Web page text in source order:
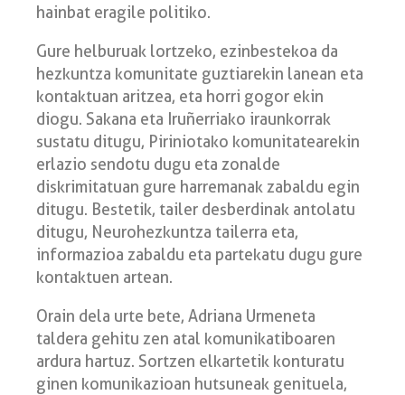
hainbat eragile politiko.
Gure helburuak lortzeko, ezinbestekoa da
hezkuntza komunitate guztiarekin lanean eta
kontaktuan aritzea, eta horri gogor ekin
diogu. Sakana eta Iruñerriako iraunkorrak
sustatu ditugu, Piriniotako komunitatearekin
erlazio sendotu dugu eta zonalde
diskrimitatuan gure harremanak zabaldu egin
ditugu. Bestetik, tailer desberdinak antolatu
ditugu, Neurohezkuntza tailerra eta,
informazioa zabaldu eta partekatu dugu gure
kontaktuen artean.
Orain dela urte bete, Adriana Urmeneta
taldera gehitu zen atal komunikatiboaren
ardura hartuz. Sortzen elkartetik konturatu
ginen komunikazioan hutsuneak genituela,